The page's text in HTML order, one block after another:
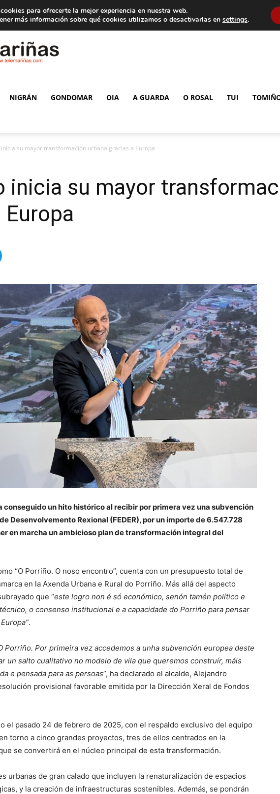
Tarifas de publicidad
NIGRÁN GONDOMAR OIA A GUARDA O ROSAL TUI
inicia su mayor transformación urbana gracias a Europa
inicia su mayor
conseguido un hito histórico al recibir por primera vez una subvención
Desenvolvemento Rexional (FEDER), por un importe de 6.547.728
en marcha un ambicioso plan de transformación integral del
“O Porriño. O noso encontro”, cuenta con un presupuesto total de
en la Axenda Urbana e Rural do Porriño. Más allá del aspecto
que “este logro non é só económico, senón tamén político e
o consenso institucional e a capacidade do Porriño para pensar
.
Porriño. Por primeira vez accedemos a unha subvención europea deste
un salto cualitativo no modelo de vila que queremos construír, máis
e pensada para as persoas”, ha declarado el alcalde, Alejandro
provisional favorable emitida por la Dirección Xeral de Fondos
el pasado 24 de febrero de 2025, con el respaldo exclusivo del equipo
torno a cinco grandes proyectos, tres de ellos centrados en la
se convertirá en el núcleo principal de esta transformación.
urbanas de gran calado que incluyen la renaturalización de espacios
y la creación de infraestructuras sostenibles. Además, se pondrán
para ofrecerte la mejor experiencia en nuestra web.
más información sobre qué cookies utilizamos o desactivarlas en settings.